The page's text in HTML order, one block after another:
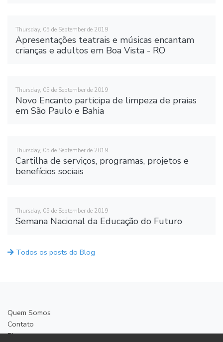
Thursday, 05 de September de 2019
Apresentações teatrais e músicas encantam
crianças e adultos em Boa Vista - RO
Thursday, 05 de September de 2019
Novo Encanto participa de limpeza de praias
em São Paulo e Bahia
Thursday, 05 de September de 2019
Cartilha de serviços, programas, projetos e
benefícios sociais
Thursday, 05 de September de 2019
Semana Nacional da Educação do Futuro
Todos os posts do Blog
Quem Somos
Contato
Blog